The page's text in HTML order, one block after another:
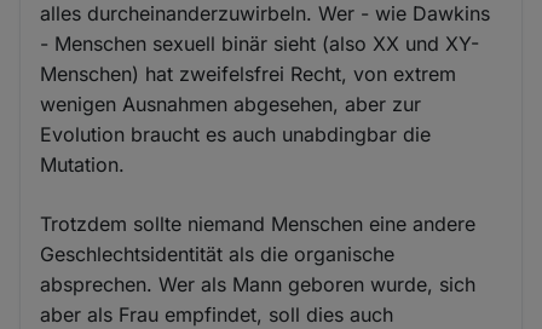
alles durcheinanderzuwirbeln. Wer - wie Dawkins
- Menschen sexuell binär sieht (also XX und XY-
Menschen) hat zweifelsfrei Recht, von extrem
wenigen Ausnahmen abgesehen, aber zur
Evolution braucht es auch unabdingbar die
Mutation.
Trotzdem sollte niemand Menschen eine andere
Geschlechtsidentität als die organische
absprechen. Wer als Mann geboren wurde, sich
aber als Frau empfindet, soll dies auch